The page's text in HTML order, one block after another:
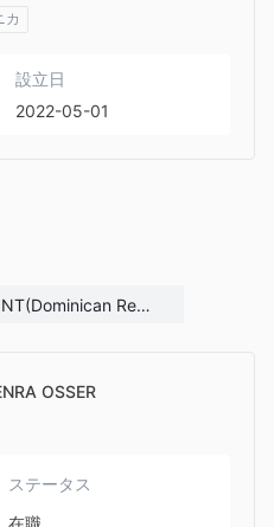
カ
設立日
2022-05-01
Repu
OSSER
ステータス
在職